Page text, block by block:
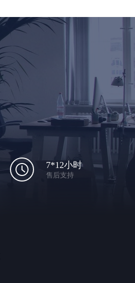
7*12小时
售后支持